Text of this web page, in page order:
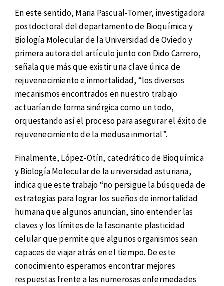
En este sentido, Maria Pascual-Torner, investigadora
postdoctoral del departamento de Bioquímica y
Biología Molecular de la Universidad de Oviedo y
primera autora del artículo junto con Dido Carrero,
señala que más que existir una clave única de
rejuvenecimiento e inmortalidad, “los diversos
mecanismos encontrados en nuestro trabajo
actuarían de forma sinérgica como un todo,
orquestando así el proceso para asegurar el éxito de
rejuvenecimiento de la medusa inmortal”.
Finalmente, López-Otín, catedrático de Bioquímica
y Biología Molecular de la universidad asturiana,
indica que este trabajo “no persigue la búsqueda de
estrategias para lograr los sueños de inmortalidad
humana que algunos anuncian, sino entender las
claves y los límites de la fascinante plasticidad
celular que permite que algunos organismos sean
capaces de viajar atrás en el tiempo. De este
conocimiento esperamos encontrar mejores
respuestas frente a las numerosas enfermedades